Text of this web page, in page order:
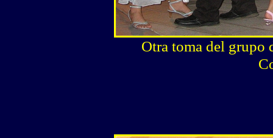
Otra toma del grupo